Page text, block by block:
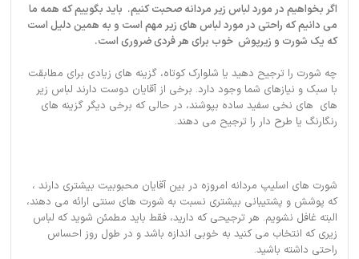
اگر بخواهیم در مورد لباس زیر مردانه صحبت کنیم. باید بگوییم که همه ما
می دانیم که راحتی در مورد لباس های زیر مهم است و به همین دلیل است
که یک شورت و زیرپوش خوب برای هر فردی ضروری است.
چه شورت را ترجیح دهید یا شلوارک کوتاه، گزینه های زیادی برای مطابقت
با سبک و نیازهای شما وجود دارد. برخی از آقایان دوست دارند لباس زیر
های های نخی سفید ساده بپوشند، در حالی که برخی دیگر گزینه های
رنگارنگ یا طرح دار را ترجیح می دهند.
شورت های اسلیپ مردانه امروزه در بین آقایان محبوبیت بیشتری دارند ،
که پوشش و پشتیبانی بیشتری نسبت به شورت های سنتی ارائه می دهند،
البته غافل نشویم. هر ترجیحی که دارید، فقط باید مطمئن شوید که لباس
زیری که انتخاب می کنید به خوبی اندازه باشد و در طول روز احساس
راحتی داشته باشید.